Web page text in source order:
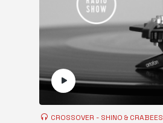
CROSSOVER - SHINO & CRABEES